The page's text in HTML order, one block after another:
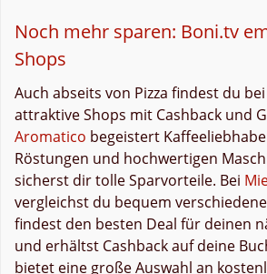
Noch mehr sparen: Boni.tv
Shops
Auch abseits von Pizza findest du
attraktive Shops mit Cashback und
Aromatico begeistert
Röstungen und hochwertigen
sicherst dir tolle Sparvorteile. Bei
vergleichst du bequem
findest den besten Deal für deinen
und erhältst Cashback auf deine
bietet eine große Auswahl an